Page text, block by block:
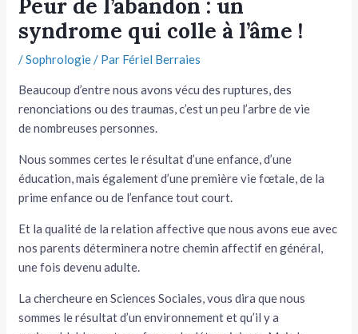
Peur de l’abandon : un
syndrome qui colle à l’âme !
/Sophrologie/ Par Fériel Berraies
Beaucoup d’entre nous avons vécu des ruptures, des
renonciations ou des traumas, c’est un peu l’arbre de vie
de nombreuses personnes.
Nous sommes certes le résultat d’une enfance, d’une
éducation, mais également d’une première vie fœtale, de la
prime enfance ou de l’enfance tout court.
Et la qualité de la relation affective que nous avons eue avec
nos parents déterminera notre chemin affectif en général,
une fois devenu adulte.
La chercheure en Sciences Sociales, vous dira que nous
sommes le résultat d’un environnement et qu’il y a